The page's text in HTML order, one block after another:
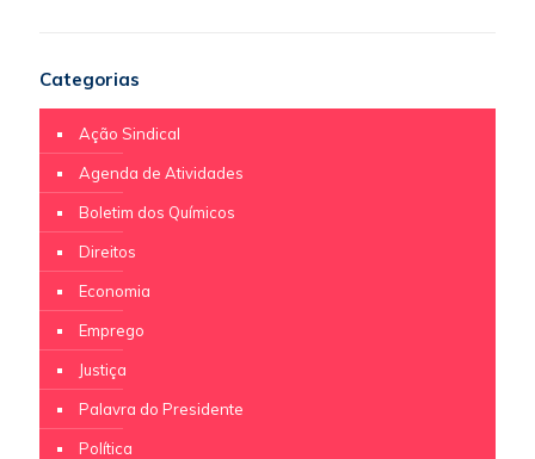
Categorias
Ação Sindical
Agenda de Atividades
Boletim dos Químicos
Direitos
Economia
Emprego
Justiça
Palavra do Presidente
Política